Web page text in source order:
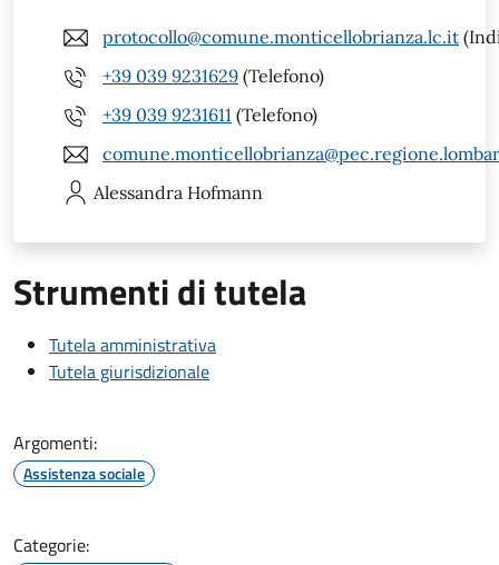
protocollo@comune.monticellobrianza.lc.it
+39 039 9231629 (Telefono)
+39 039 9231611 (Telefono)
Alessandra Hofmann
Strumenti di tutela
Tutela amministrativa
Tutela giurisdizionale
Argomenti:
Assistenza sociale
Categorie: